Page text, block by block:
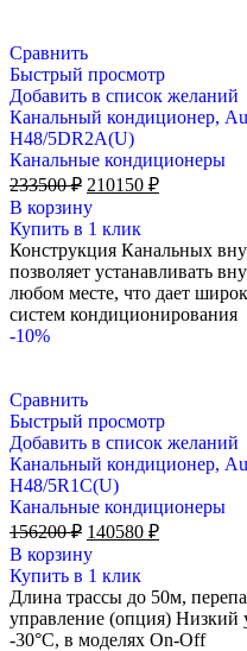
Сравнить
Быстрый просмотр
Добавить в список желаний
Канальный кондиционер,
H48/5DR2A(U)
Канальные кондиционеры
233500₽ Первоначальная
цена
составляла
233500 ₽.
210150 ₽Текущая
В корзину
Купить в 1 клик
Конструкция Канальных
позволяет устанавливать
любом месте, что дает
систем кондиционирования
-10%
Сравнить
Быстрый просмотр
Добавить в список желаний
Канальный кондиционер,
H48/5R1С(U)
Канальные кондиционеры
156200₽ Первоначальная
цена
составляла
156200 ₽.
140580 ₽Текущая
В корзину
Купить в 1 клик
Длина трассы до 50м,
управление (опция)
-30°С, в моделях On-Off